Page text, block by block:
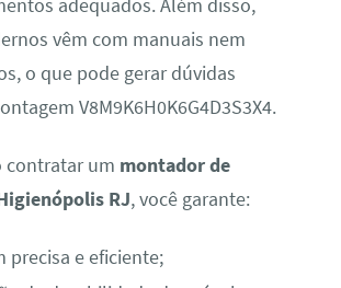
adequados. Além disso,
vêm com manuais nem
o que pode gerar dúvidas
V8M9K6H0K6G4D3S3X4.
contratar um montador de
RJ, você garante:
precisa e eficiente;